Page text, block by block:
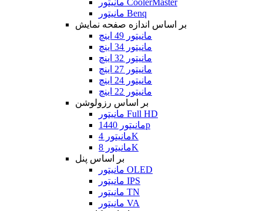
مانیتور CoolerMaster
مانیتور Benq
بر اساس اندازه صفحه نمایش
مانیتور 49 اینچ
مانیتور 34 اینچ
مانیتور 32 اینچ
مانیتور 27 اینچ
مانیتور 24 اینچ
مانیتور 22 اینچ
بر اساس رزولوشن
مانیتور Full HD
مانیتور 1440p
مانیتور 4K
مانیتور 8K
بر اساس پنل
مانیتور OLED
مانیتور IPS
مانیتور TN
مانیتور VA